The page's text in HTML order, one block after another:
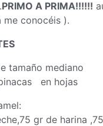
PRIMO A PRIMA!!!!!!
me conocéis ).
tamaño mediano
en hojas
gr de harina